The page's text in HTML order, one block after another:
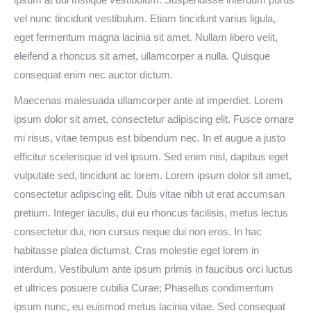
vel nunc tincidunt vestibulum. Etiam tincidunt varius ligula,
eget fermentum magna lacinia sit amet. Nullam libero velit,
eleifend a rhoncus sit amet, ullamcorper a nulla. Quisque
consequat enim nec auctor dictum.
Maecenas malesuada ullamcorper ante at imperdiet. Lorem
ipsum dolor sit amet, consectetur adipiscing elit. Fusce ornare
mi risus, vitae tempus est bibendum nec. In et augue a justo
efficitur scelerisque id vel ipsum. Sed enim nisl, dapibus eget
vulputate sed, tincidunt ac lorem. Lorem ipsum dolor sit amet,
consectetur adipiscing elit. Duis vitae nibh ut erat accumsan
pretium. Integer iaculis, dui eu rhoncus facilisis, metus lectus
consectetur dui, non cursus neque dui non eros. In hac
habitasse platea dictumst. Cras molestie eget lorem in
interdum. Vestibulum ante ipsum primis in faucibus orci luctus
et ultrices posuere cubilia Curae; Phasellus condimentum
ipsum nunc, eu euismod metus lacinia vitae. Sed consequat